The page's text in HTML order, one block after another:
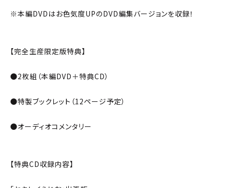
※本編DVDはお色気度UPのDVD編集バージョンを収録！
【完全生産限定版特典】
●2枚組（本編DVD＋特典CD）
●特製ブックレット（12ページ予定）
●オーディオコメンタリー
【特典CD収録内容】